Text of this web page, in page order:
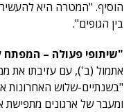
הוסיף. "המטרה היא
בין הגופים".
"שיתופי פעולה – המפתח
אתמול (ב'), עם עזיבתו את
"בשנתיים-שלוש האחרונות
ומעבר של ארגונים